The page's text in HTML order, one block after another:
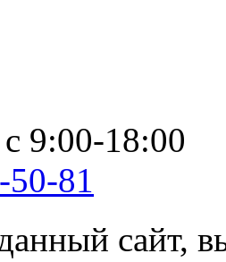
9:00-18:00
81
сайт,